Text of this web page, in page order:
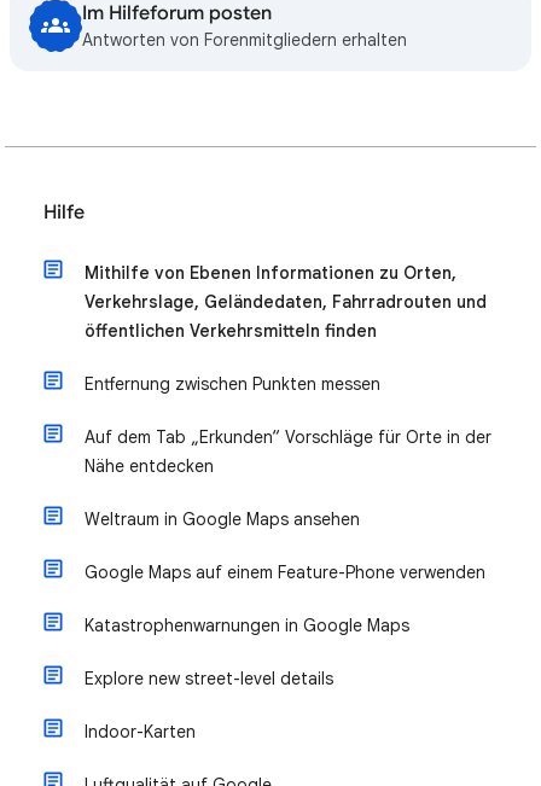
Im Hilfeforum posten
Antworten von Forenmitgliedern erhalten
Hilfe
Mithilfe von Ebenen Informationen zu Orten,
Verkehrslage, Geländedaten, Fahrradrouten und
öffentlichen Verkehrsmitteln finden
Entfernung zwischen Punkten messen
Auf dem Tab „Erkunden“ Vorschläge für Orte in der
Nähe entdecken
Weltraum in Google Maps ansehen
Google Maps auf einem Feature-Phone verwenden
Katastrophenwarnungen in Google Maps
Explore new street-level details
Indoor-Karten